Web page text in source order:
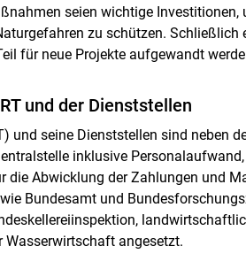
seien wichtige Investitionen,
zu schützen.
für neue Projekte aufgewandt
und der Dienststellen
und seine Dienststellen sind neben
inklusive
die Abwicklung der Zahlungen und
Bundesamt und
angesetzt.